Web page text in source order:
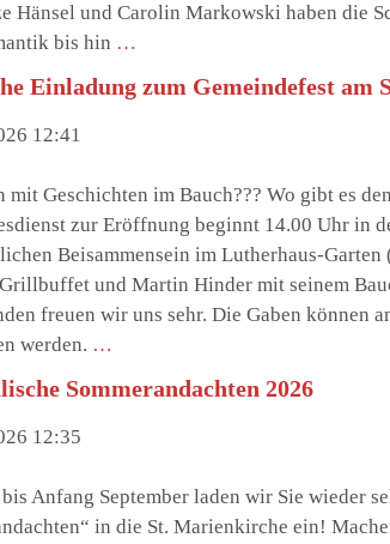
Hänsel und Carolin Markowski haben die
bis hin …
Einladung zum Gemeindefest am
12:41
mit Geschichten im Bauch??? Wo gibt es
zur Eröffnung beginnt 14.00 Uhr in
Beisammensein im Lutherhaus-
und Martin Hinder mit seinem
freuen wir uns sehr. Die Gaben können
werden. …
Sommerandachten 2026
12:35
Anfang September laden wir Sie wieder
in die St. Marienkirche ein!